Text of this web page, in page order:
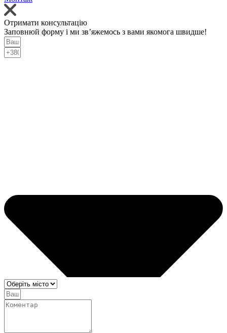
Отримати консультацію
Заповнюй форму і ми зв’яжемось з вами якомога швидше!